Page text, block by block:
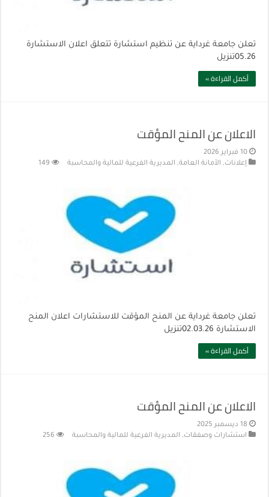
تعلن جامعة غرداية عن تنظيم استشارة تتعلق اعلان الاستشارة
05.26تنزيل
أكمل القراءة »
الاعلان عن المنح المؤقت
10 فبراير 2026
إعلانات, الأمانة العامة, المديرية الفرعية للمالية والمحاسبة 149
تعلن جامعة غرداية عن المنح المؤقت للاستشارات اعلان المنح
الاستشارة 02.03.26تنزيل
أكمل القراءة »
الاعلان عن المنح المؤقت
18 ديسمبر 2025
استشارات وصفقات, المديرية الفرعية للمالية والمحاسبة 256